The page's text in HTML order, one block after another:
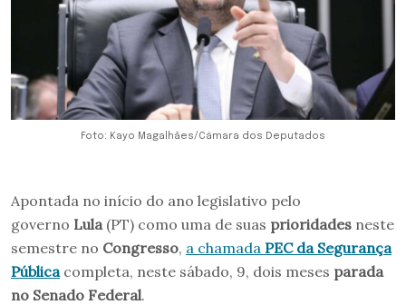
Foto: Kayo Magalhães/Câmara dos Deputados
Apontada no início do ano legislativo pelo
governo Lula (PT) como uma de suas prioridades neste
semestre no Congresso, a chamada PEC da Segurança
Públicacompleta, neste sábado, 9, dois meses parada
no Senado Federal.